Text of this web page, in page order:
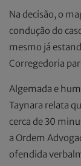
Na decisão, o
condução do
mesmo já
Corregedoria
Algemada e
Taynara relata
cerca de 30
a Ordem
ofendida